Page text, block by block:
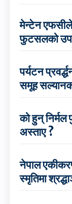
मेन्टेन एफसीले
फुटसलको
पर्यटन
समूह
को हुन् निर्मल
अस्ताए ?
नेपाल
स्मृतिमा